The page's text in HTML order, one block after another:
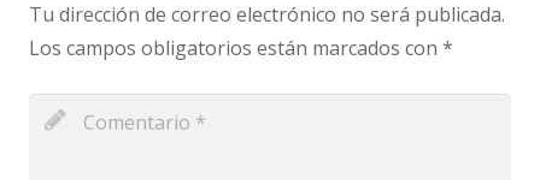
Tu dirección de correo electrónico no será publicada.
Los campos obligatorios están marcados con *